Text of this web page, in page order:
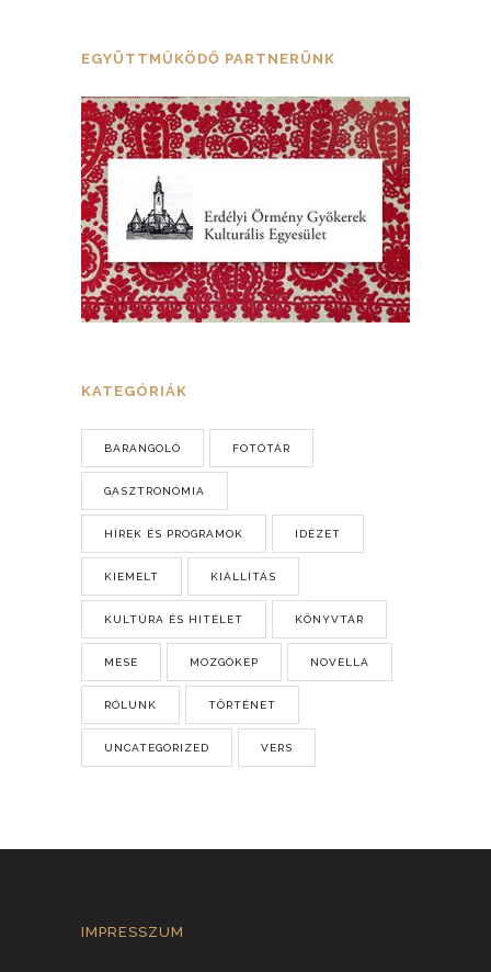
EGYÜTTMŰKÖDŐ PARTNERÜNK
KATEGÓRIÁK
BARANGOLÓ FOTÓTÁR
GASZTRONÓMIA
HÍREK ÉS PROGRAMOK IDÉZET
KIEMELT KIÁLLÍTÁS
KULTÚRA ÉS HITÉLET KÖNYVTÁR
MESE MOZGÓKÉP NOVELLA
RÓLUNK TÖRTÉNET
UNCATEGORIZED VERS
IMPRESSZUM